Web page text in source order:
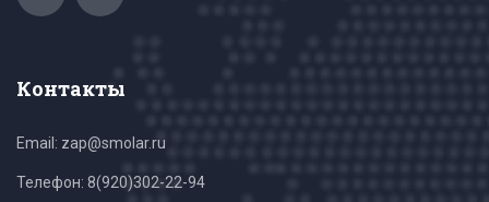
Контакты
Email: zap@smolar.ru
Телефон: 8(920)302-22-94